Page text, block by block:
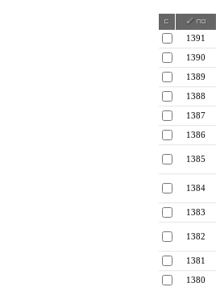
1391
1390
1389
1388
1387
1386
1385
1384
1383
1382
1381
1380